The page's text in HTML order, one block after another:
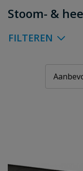
Stoom- &
FILTEREN